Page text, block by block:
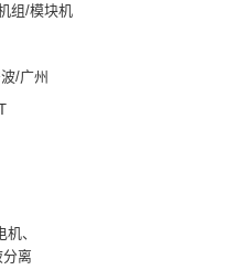
组/模块机
/广州
、
离